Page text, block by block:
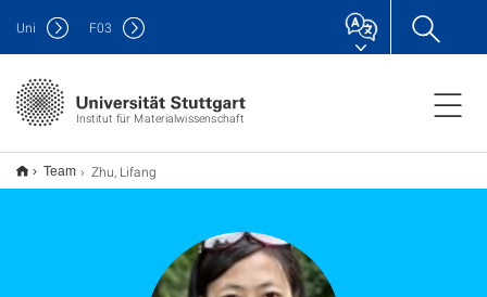
Institut für Materialwissenschaft
Uni F03
Team Zhu, Lifang